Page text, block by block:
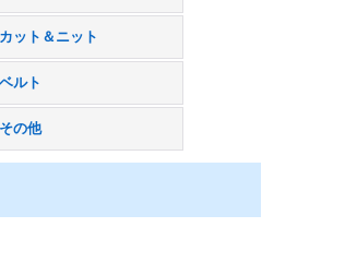
カット＆ニット
ベルト
その他